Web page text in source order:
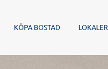
KÖPA BOSTAD LOKALER